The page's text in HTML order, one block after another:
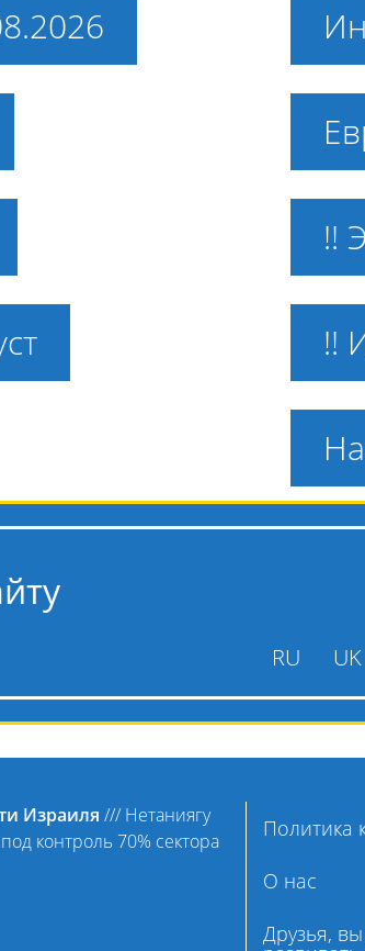
!!
!!
RU UK
Израиля /// Нетаниягу
контроль 70% сектора
Политика
О нас
Друзья,